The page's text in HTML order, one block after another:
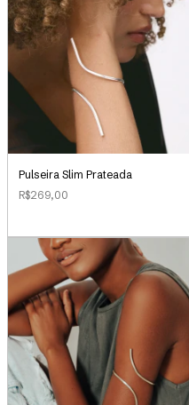
Pulseira Slim Prateada
R$269,00